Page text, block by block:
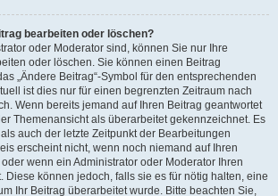
bearbeiten oder löschen?
oder Moderator sind, können Sie nur Ihre
oder löschen. Sie können einen Beitrag
„Ändere Beitrag“-Symbol für den entsprechenden
ist dies nur für einen begrenzten Zeitraum nach
Wenn bereits jemand auf Ihren Beitrag geantwortet
Themenansicht als überarbeitet gekennzeichnet. Es
auch der letzte Zeitpunkt der Bearbeitungen
erscheint nicht, wenn noch niemand auf Ihren
wenn ein Administrator oder Moderator Ihren
Diese können jedoch, falls sie es für nötig halten, eine
Ihr Beitrag überarbeitet wurde. Bitte beachten Sie,